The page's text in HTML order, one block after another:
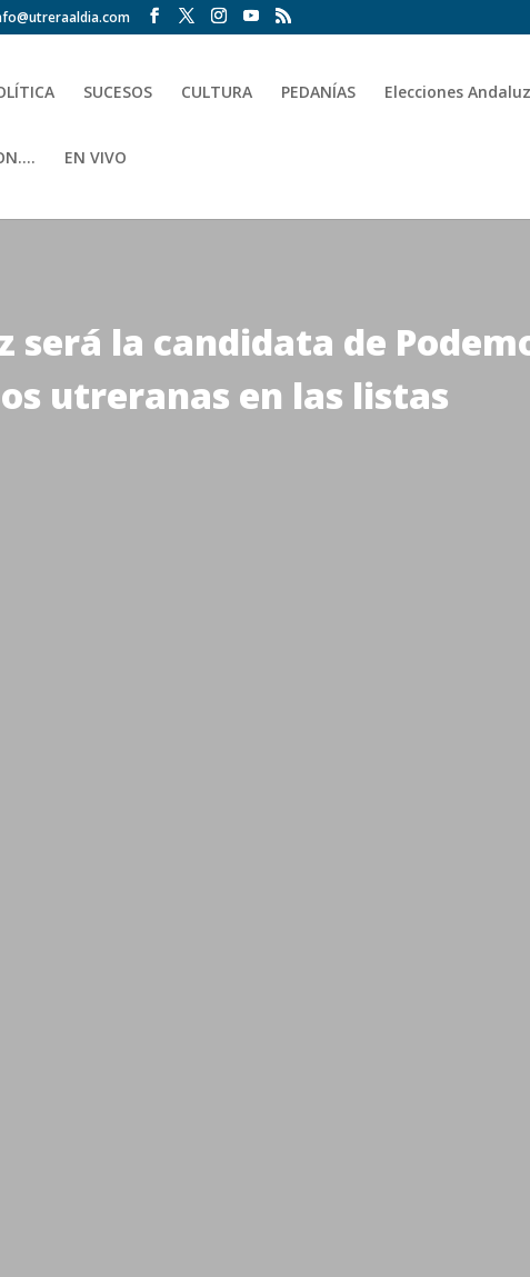
SUCESOS CULTURA PEDANÍAS Elecciones
EN VIVO
será la candidata de
utreranas en las listas